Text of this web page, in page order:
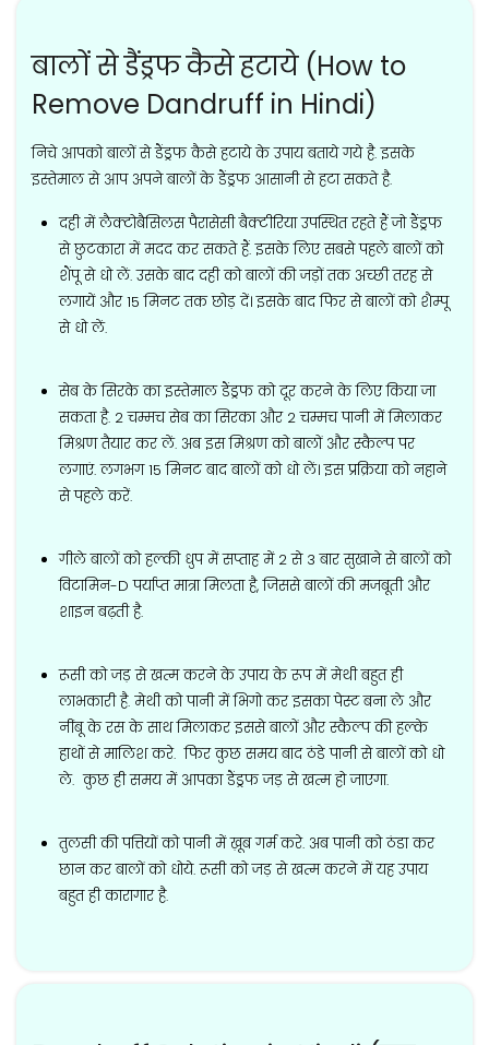
बालों से डैंड्रफ कैसे हटाये (How to
Remove Dandruff in Hindi)
निचे आपको बालों से डैंड्रफ कैसे हटाये के उपाय बताये गये है. इसके
इस्तेमाल से आप अपने बालों के डैंड्रफ आसानी से हटा सकते है.
दही में लैक्टोबैसिलस पैरासेसी बैक्टीरिया उपस्थित रहते हैं जो डैंड्रफ
से छुटकारा में मदद कर सकते हैं. इसके लिए सबसे पहले बालों को
शैंपू से धो लें. उसके बाद दही को बालों की जड़ों तक अच्छी तरह से
लगायें और 15 मिनट तक छोड़ दें। इसके बाद फिर से बालों को शैम्पू
से धो लें.
सेब के सिरके का इस्तेमाल डैंड्रफ को दूर करने के लिए किया जा
सकता है. 2 चम्मच सेब का सिरका और 2 चम्मच पानी में मिलाकर
मिश्रण तैयार कर लें. अब इस मिश्रण को बालों और स्कैल्प पर
लगाएं. लगभग 15 मिनट बाद बालों को धो लें। इस प्रक्रिया को नहाने
से पहले करें.
गीले बालों को हल्की धुप में सप्ताह में 2 से 3 बार सुखाने से बालों को
विटामिन-D पर्याप्त मात्रा मिलता है, जिससे बालों की मजबूती और
शाइन बढ़ती है.
रूसी को जड़ से खत्म करने के उपाय के रूप में मेथी बहुत ही
लाभकारी है. मेथी को पानी में भिगो कर इसका पेस्ट बना ले और
नींबू के रस के साथ मिलाकर इससे बालों और स्कैल्प की हल्के
हाथों से मालिश करे. फिर कुछ समय बाद ठंडे पानी से बालों को धो
ले. कुछ ही समय में आपका डैंड्रफ जड़ से खत्म हो जाएगा.
तुलसी की पत्तियों को पानी में ख़ूब गर्म करे. अब पानी को ठंडा कर
छान कर बालों को धोये. रूसी को जड़ से खत्म करने में यह उपाय
बहुत ही कारागार है.